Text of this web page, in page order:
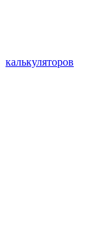
калькуляторов